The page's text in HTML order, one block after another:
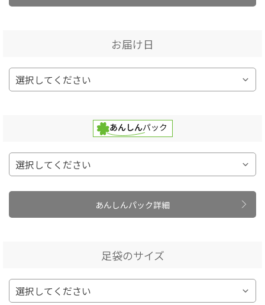
お届け日
あんしんパック詳細
足袋のサイズ